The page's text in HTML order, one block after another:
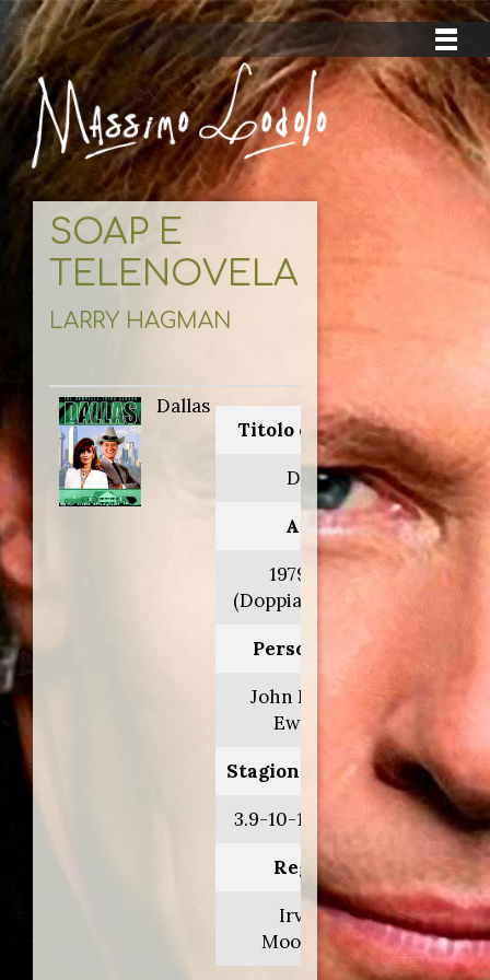
SOAP E
TELENOVELAS
LARRY HAGMAN
Dallas
Titolo originale:
Dallas
Anno:
1979>1980
(Doppiaggio 2005)
Personaggio:
John Ross 'J.R.'
Ewing Jr.
Stagione.Episodio:
3.9-10-16-17-19-21
Regia di:
Irving J.
Moore/vari